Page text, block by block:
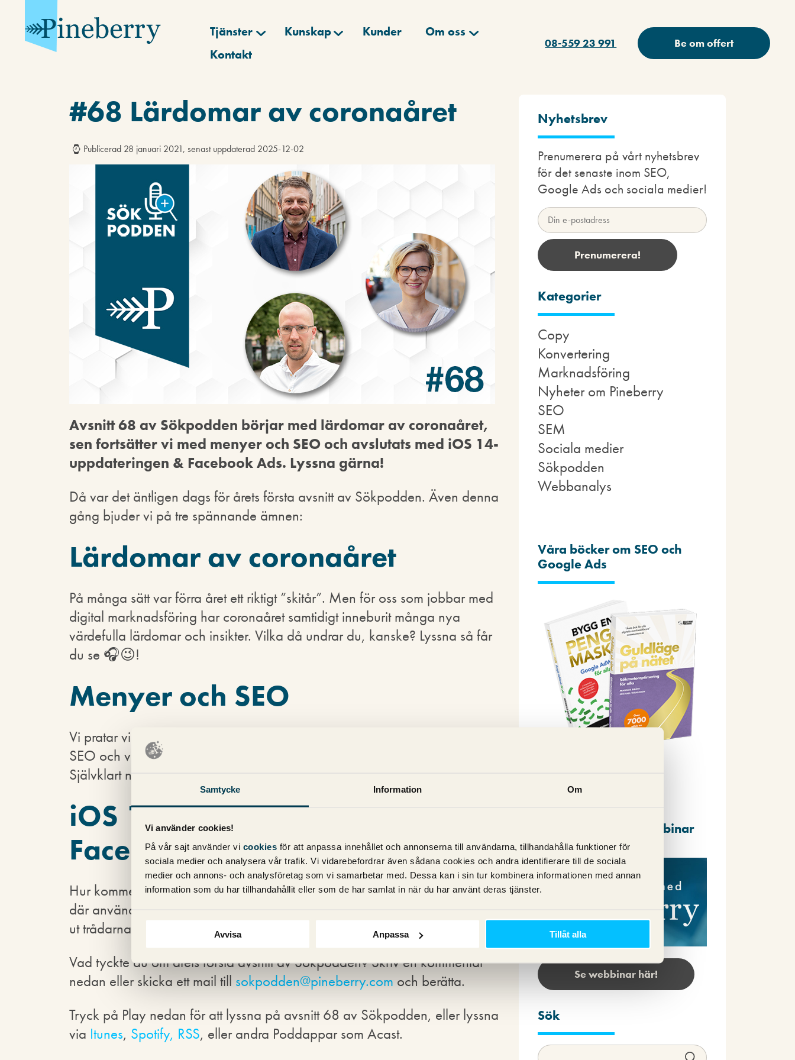
Samtycke Information Om
Vi använder cookies!
På vår sajt använder vi cookies för att anpassa innehållet och annonserna till användarna, tillhandahålla funktioner för
sociala medier och analysera vår trafik. Vi vidarebefordrar även sådana cookies och andra identifierare till de sociala
medier och annons- och analysföretag som vi samarbetar med. Dessa kan i sin tur kombinera informationen med annan
information som du har tillhandahållit eller som de har samlat in när du har använt deras tjänster.
Avvisa Anpassa Tillåt alla
Tjänster Kunskap Kunder
Om oss
Kontakt
08-559 23 991 Be om offert
#68 Lärdomar av coronaåret
Publicerad 28 januari 2021, senast uppdaterad 2025-12-02
Avsnitt 68 av Sökpodden börjar med lärdomar av coronaåret,
sen fortsätter vi med menyer och SEO och avslutats med iOS 14-
uppdateringen & Facebook Ads. Lyssna gärna!
Då var det äntligen dags för årets första avsnitt av Sökpodden. Även denna
gång bjuder vi på tre spännande ämnen:
Lärdomar av coronaåret
På många sätt var förra året ett riktigt ”skitår”. Men för oss som jobbar med
digital marknadsföring har coronaåret samtidigt inneburit många nya
värdefulla lärdomar och insikter. Vilka då undrar du, kanske? Lyssna så får
du se 🎧😉!
Menyer och SEO
Vi pratar vidare om varför varför menyer och navigering är så viktiga för
SEO och vad som är viktigt att tänka på när du bygger din sajts meny.
Självklart nämner vi exempel på bra och mindre bra menyer.
iOS 14-uppdateringen &
Facebook Ads
Hur kommer Facebook Ads påverkas av kommande iOS 14-uppdatering
där användare kan välja om de ska bli spårade eller inte? Vi försöker reda
ut trådarna i detta krångliga ämne där långt ifrån alla svar finns ännu.
Vad tyckte du om årets första avsnitt av Sökpodden? Skriv en kommentar
nedan eller skicka ett mail till sokpodden@pineberry.com och berätta.
Tryck på Play nedan för att lyssna på avsnitt 68 av Sökpodden, eller lyssna
via Itunes, Spotify, RSS, eller andra Poddappar som Acast.
Nyhetsbrev
Prenumerera på vårt nyhetsbrev
för det senaste inom SEO,
Google Ads och sociala medier!
Kategorier
Copy
Konvertering
Marknadsföring
Nyheter om Pineberry
SEO
SEM
Sociala medier
Sökpodden
Webbanalys
Våra böcker om SEO och
Google Ads
Repriser av våra webbinar
Se webbinar här!
Sök